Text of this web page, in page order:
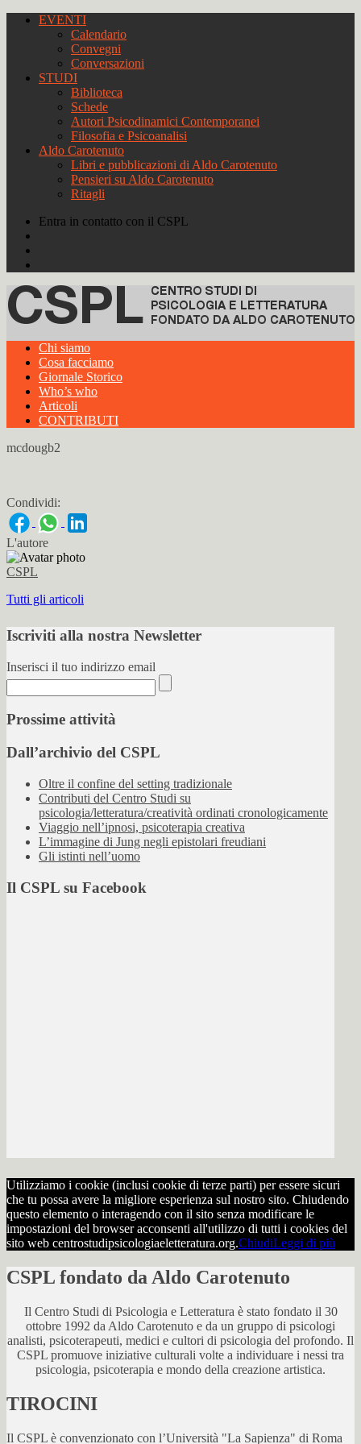
EVENTI
Calendario
Convegni
Conversazioni
STUDI
Biblioteca
Schede
Autori Psicodinamici Contemporanei
Filosofia e Psicoanalisi
Aldo Carotenuto
Libri e pubblicazioni di Aldo Carotenuto
Pensieri su Aldo Carotenuto
Ritagli
Entra in contatto con il CSPL
Chi siamo
Cosa facciamo
Giornale Storico
Who’s who
Articoli
CONTRIBUTI
mcdougb2
Condividi:
L'autore
CSPL
Tutti gli articoli
Iscriviti alla nostra Newsletter
Inserisci il tuo indirizzo email
Prossime attività
Dall’archivio del CSPL
Oltre il confine del setting tradizionale
Contributi del Centro Studi su
psicologia/letteratura/creatività ordinati cronologicamente
Viaggio nell’ipnosi, psicoterapia creativa
L’immagine di Jung negli epistolari freudiani
Gli istinti nell’uomo
Il CSPL su Facebook
Utilizziamo i cookie (inclusi cookie di terze parti) per essere sicuri
che tu possa avere la migliore esperienza sul nostro sito. Chiudendo
questo elemento o interagendo con il sito senza modificare le
impostazioni del browser acconsenti all'utilizzo di tutti i cookies del
sito web centrostudipsicologiaeletteratura.org.ChiudiLeggi di più
CSPL fondato da Aldo Carotenuto
Il Centro Studi di Psicologia e Letteratura è stato fondato il 30
ottobre 1992 da Aldo Carotenuto e da un gruppo di psicologi
analisti, psicoterapeuti, medici e cultori di psicologia del profondo. Il
CSPL promuove iniziative culturali volte a individuare i nessi tra
psicologia, psicoterapia e mondo della creazione artistica.
TIROCINI
Il CSPL è convenzionato con l’Università "La Sapienza" di Roma